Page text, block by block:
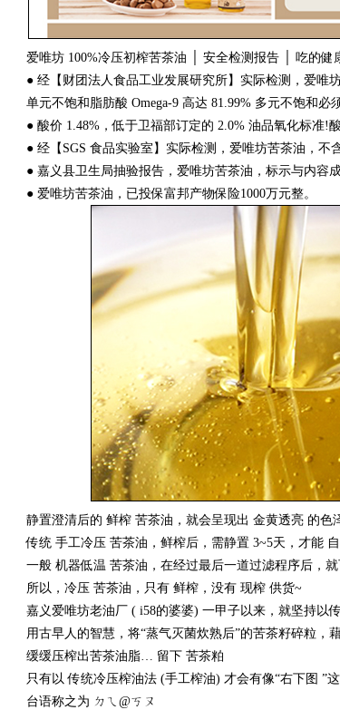
爱唯坊 100%冷压初榨苦茶油 │ 安全检测报告 │ 吃的健
● 经【财团法人食品工业发展研究所】实际检测，爱唯
单元不饱和脂肪酸 Omega-9 高达 81.99% 多元不饱和必
● 酸价 1.48%，低于卫福部订定的 2.0% 油品氧化标准!
● 经【SGS 食品实验室】实际检测，爱唯坊苦茶油，不
● 嘉义县卫生局抽验报告，爱唯坊苦茶油，标示与内容
● 爱唯坊苦茶油，已投保富邦产物保险1000万元整。
静置澄清后的 鲜榨 苦茶油，就会呈现出 金黄透亮 的色
传统 手工冷压 苦茶油，鲜榨后，需静置 3~5天，才能 自
一般 机器低温 苦茶油，在经过最后一道过滤程序后，就
所以，冷压 苦茶油，只有 鲜榨，没有 现榨 供货~
嘉义爱唯坊老油厂 ( i58的婆婆) 一甲子以来，就坚持以
用古早人的智慧，将“蒸气灭菌炊熟后”的苦茶籽碎粒，
缓缓压榨出苦茶油脂… 留下 苦茶粕
只有以 传统冷压榨油法 (手工榨油) 才会有像“右下图 ”
台语称之为 ㄉㄟ@ㄎㄡ